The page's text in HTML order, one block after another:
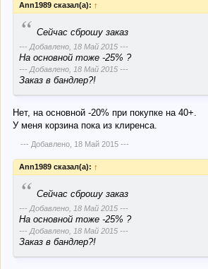
Ann1989 сказал(а): ↑
“ Сейчас сброшу заказ
--- Добавлено, 18 Май 2015 ---
На основной тоже -25% ?
--- Добавлено, 18 Май 2015 ---
Заказ в бандлер?!
Нет, на основной -20% при покупке на 40+.
У меня корзина пока из клиренса.
--- Добавлено, 18 Май 2015---
Ann1989 сказал(а): ↑
“ Сейчас сброшу заказ
--- Добавлено, 18 Май 2015 ---
На основной тоже -25% ?
--- Добавлено, 18 Май 2015 ---
Заказ в бандлер?!